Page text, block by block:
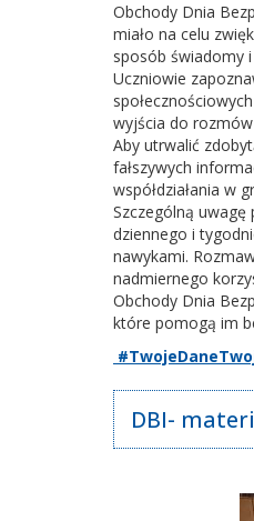
Obchody Dnia
miało na celu
sposób świadomy
Uczniowie
wyjścia do
Aby utrwalić
fałszywych
współdziałania w
Szczególną
dziennego i
nawykami.
nadmiernego
Obchody Dnia
które pomogą im
DBI-